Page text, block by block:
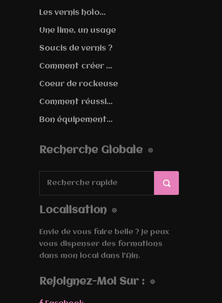
Les vernis holo...
Une lime, un usage
Soucis de vernis ?
Comment créer ...
Coeur de rockeuse
Comment réussi...
Bon équipement...
Recherche Globale
Localisation
Envie de vous faire belle ? Je peux
vous dispenser des formations
dans mon local dans l'Ain.
Rejoignez-Moi Sur :